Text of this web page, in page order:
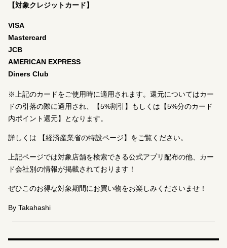
【対象クレジットカード】
VISA
Mastercard
JCB
AMERICAN EXPRESS
Diners Club
※上記のカードをご使用時に適用されます。還元についてはカー
ドの引落の際に適用され、【5%割引】もしくは【5%分のカード
内ポイント還元】となります。
詳しくは 【経済産業省の特設ページ】 をご覧ください。
上記ページでは対象店舗を検索できる公式アプリ配布の他、カー
ド会社別の情報が掲載されております！
ぜひこのお得な対象期間にお買い物をお楽しみくださいませ！
By Takahashi